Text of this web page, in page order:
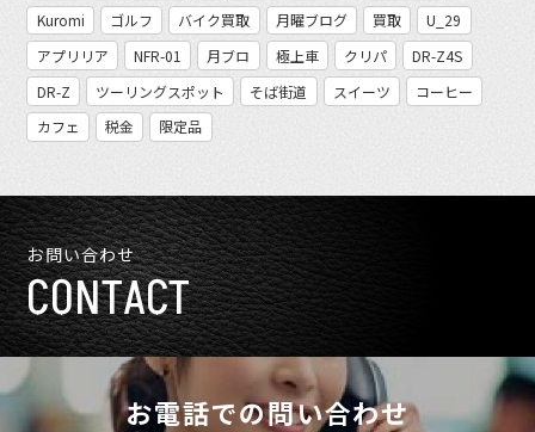
Kuromi
ゴルフ バイク買取 月曜ブログ 買取
U_29
アプリリア
NFR-01 月ブロ 極上車 クリパ
DR-Z4S
DR-Z
ツーリングスポット そば街道 スイーツ
コーヒー
カフェ
税金 限定品
お問い合わせ
CONTACT
お電話での問い合わせ